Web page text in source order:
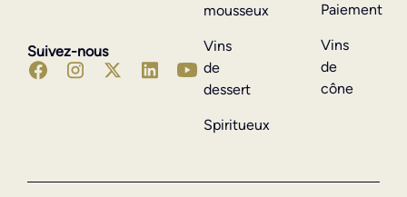
Suivez-nous
mousseux
Vins
de
dessert
Spiritueux
Paiement
Vins
de
cône